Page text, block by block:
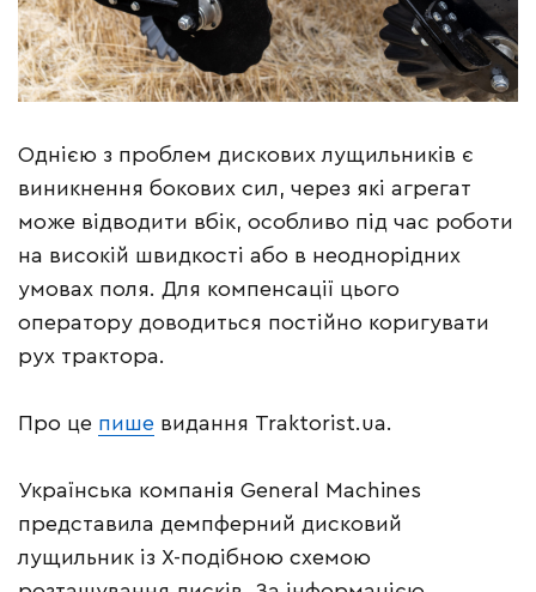
Однією з проблем дискових лущильників є
виникнення бокових сил, через які агрегат
може відводити вбік, особливо під час роботи
на високій швидкості або в неоднорідних
умовах поля. Для компенсації цього
оператору доводиться постійно коригувати
рух трактора.
Про це пише видання Traktorist.ua.
Українська компанія General Machines
представила демпферний дисковий
лущильник із Х-подібною схемою